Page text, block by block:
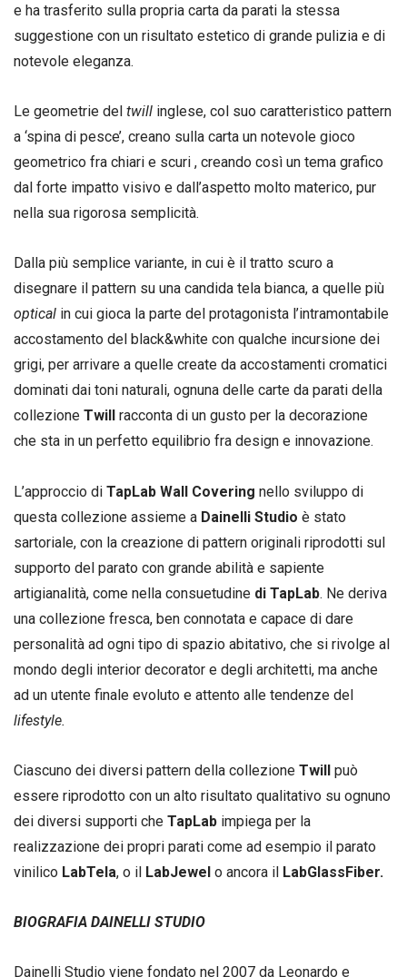
e ha trasferito sulla propria carta da parati la stessa
suggestione con un risultato estetico di grande pulizia e di
notevole eleganza.
Le geometrie del twill inglese, col suo caratteristico pattern
a ‘spina di pesce’, creano sulla carta un notevole gioco
geometrico fra chiari e scuri , creando così un tema grafico
dal forte impatto visivo e dall’aspetto molto materico, pur
nella sua rigorosa semplicità.
Dalla più semplice variante, in cui è il tratto scuro a
disegnare il pattern su una candida tela bianca, a quelle più
optical in cui gioca la parte del protagonista l’intramontabile
accostamento del black&white con qualche incursione dei
grigi, per arrivare a quelle create da accostamenti cromatici
dominati dai toni naturali, ognuna delle carte da parati della
collezione Twill racconta di un gusto per la decorazione
che sta in un perfetto equilibrio fra design e innovazione.
L’approccio di TapLab Wall Covering nello sviluppo di
questa collezione assieme a Dainelli Studio è stato
sartoriale, con la creazione di pattern originali riprodotti sul
supporto del parato con grande abilità e sapiente
artigianalità, come nella consuetudine di TapLab. Ne deriva
una collezione fresca, ben connotata e capace di dare
personalità ad ogni tipo di spazio abitativo, che si rivolge al
mondo degli interior decorator e degli architetti, ma anche
ad un utente finale evoluto e attento alle tendenze del
lifestyle.
Ciascuno dei diversi pattern della collezione Twill può
essere riprodotto con un alto risultato qualitativo su ognuno
dei diversi supporti che TapLab impiega per la
realizzazione dei propri parati come ad esempio il parato
vinilico LabTela, o il LabJewel o ancora il LabGlassFiber.
BIOGRAFIA DAINELLI STUDIO
Dainelli Studio viene fondato nel 2007 da Leonardo e